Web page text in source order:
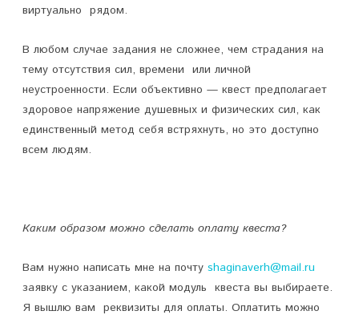
виртуально рядом.
В любом случае задания не сложнее, чем страдания на
тему отсутствия сил, времени или личной
неустроенности. Если объективно — квест предполагает
здоровое напряжение душевных и физических сил, как
единственный метод себя встряхнуть, но это доступно
всем людям.
Каким образом можно сделать оплату квеста?
Вам нужно написать мне на почту shaginaverh@mail.ru
заявку с указанием, какой модуль квеста вы выбираете.
Я вышлю вам реквизиты для оплаты. Оплатить можно